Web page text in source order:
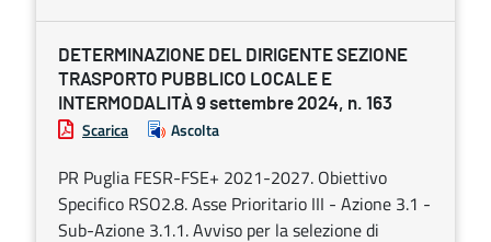
DETERMINAZIONE DEL DIRIGENTE SEZIONE
TRASPORTO PUBBLICO LOCALE E
INTERMODALITÀ 9 settembre 2024, n. 163
Scarica Ascolta
PR Puglia FESR-FSE+ 2021-2027. Obiettivo
Specifico RSO2.8. Asse Prioritario III - Azione 3.1 -
Sub-Azione 3.1.1. Avviso per la selezione di